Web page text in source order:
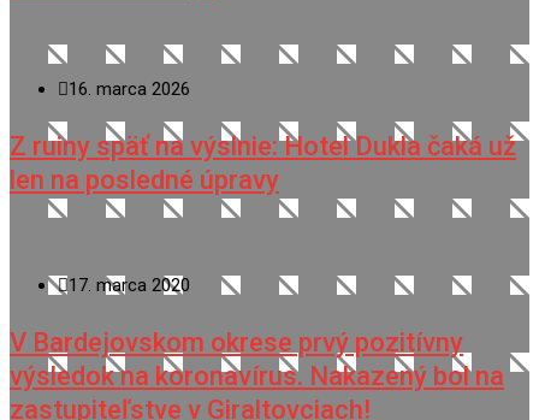
16. marca 2026
Z ruiny späť na výslnie: Hotel Dukla čaká už
len na posledné úpravy
17. marca 2020
V Bardejovskom okrese prvý pozitívny
výsledok na koronavírus. Nakazený bol na
zastupiteľstve v Giraltovciach!